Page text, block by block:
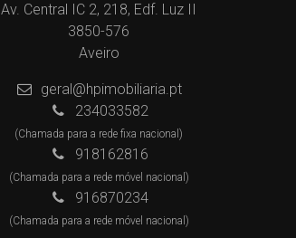
Av. Central IC 2, 218, Edf. Luz II
3850-576
Aveiro
geral@hpimobiliaria.pt
234033582
(Chamada para a rede fixa nacional)
918162816
(Chamada para a rede móvel nacional)
916870234
(Chamada para a rede móvel nacional)